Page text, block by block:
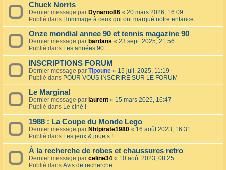
Chuck Norris
Dernier message par Dynaroo86 « 20 mars 2026, 16:09
Publié dans Hommage à ceux qui ont marqué notre enfance
Onze mondial annee 90 et tennis magazine 90
Dernier message par bardans « 23 sept. 2025, 21:56
Publié dans Les années 90
INSCRIPTIONS FORUM
Dernier message par Tipoune « 15 juil. 2025, 11:19
Publié dans POUR VOUS INSCRIRE SUR LE FORUM
Le Marginal
Dernier message par laurent « 15 mars 2025, 16:47
Publié dans Le ciné !
1988 : La Coupe du Monde Lego
Dernier message par Nhtpirate1980 « 16 août 2023, 16:31
Publié dans Les jeux & jouets !
À la recherche de robes et chaussures retro
Dernier message par celine34 « 10 août 2023, 08:25
Publié dans Avis de recherche